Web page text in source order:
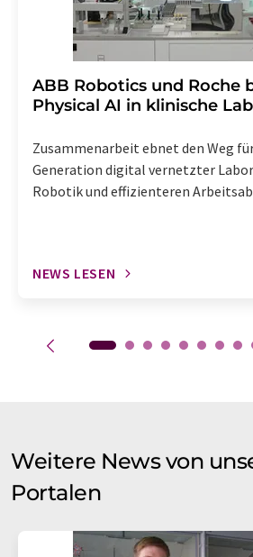
​​​​​​​ABB Robotics und Roche
Physical AI in klinische
Zusammenarbeit ebnet den Weg
Generation digital vernetzter
Robotik und effizienteren
NEWS LESEN
Weitere News von
Portalen